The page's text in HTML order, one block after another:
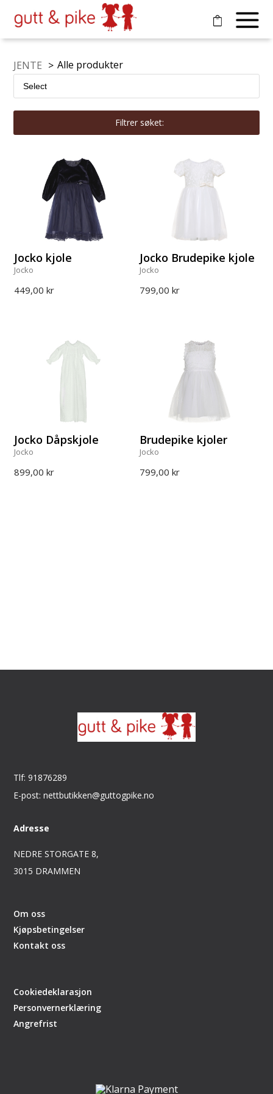
JENTE > Alle produkter
Filtrer søket:
Jocko kjole
Jocko
449,00 kr
Jocko Brudepike kjole
Jocko
799,00 kr
Jocko Dåpskjole
Jocko
899,00 kr
Brudepike kjoler
Jocko
799,00 kr
Tlf: 91876289
E-post: nettbutikken@guttogpike.no
Adresse
NEDRE STORGATE 8,
3015 DRAMMEN
Om oss
Kjøpsbetingelser
Kontakt oss
Cookiedeklarasjon
Personvernerklæring
Angrefrist